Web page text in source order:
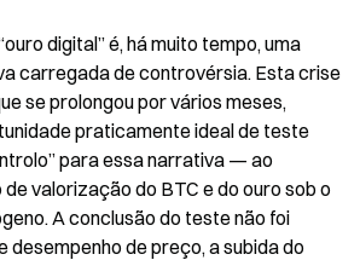
digital” é, há muito tempo, uma
carregada de controvérsia. Esta crise
se prolongou por vários meses,
praticamente ideal de teste
para essa narrativa — ao
valorização do BTC e do ouro sob o
A conclusão do teste não foi
desempenho de preço, a subida do